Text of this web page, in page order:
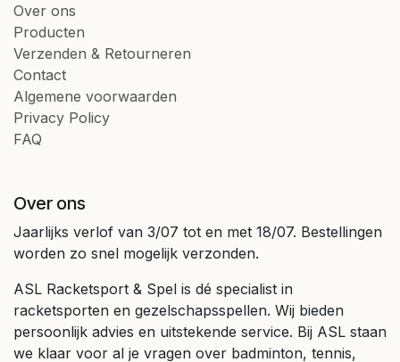
Over ons
Producten
Verzenden & Retourneren
Contact
Algemene voorwaarden
Privacy Policy
FAQ
Over ons
Jaarlijks verlof van 3/07 tot en met 18/07. Bestellingen
worden zo snel mogelijk verzonden.
ASL Racketsport & Spel is dé specialist in
racketsporten en gezelschapsspellen. Wij bieden
persoonlijk advies en uitstekende service. Bij ASL staan
we klaar voor al je vragen over badminton, tennis,